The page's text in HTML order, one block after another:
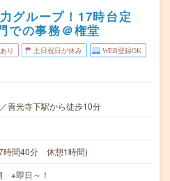
グループ！17時台定
での事務＠権堂
り 土日祝日が休み WEB登録OK
善光寺下駅から徒歩10分
時間40分 休憩1時間)
※即日～！